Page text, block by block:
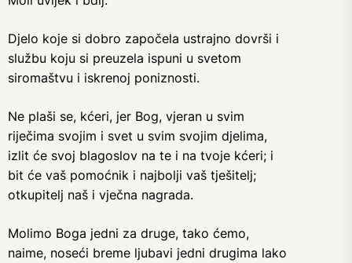
Djelo koje si dobro započela ustrajno dovrši i
službu koju si preuzela ispuni u svetom
siromaštvu i iskrenoj poniznosti.
Ne plaši se, kćeri, jer Bog, vjeran u svim
riječima svojim i svet u svim svojim djelima,
izlit će svoj blagoslov na te i na tvoje kćeri; i
bit će vaš pomoćnik i najbolji vaš tješitelj;
otkupitelj naš i vječna nagrada.
Molimo Boga jedni za druge, tako ćemo,
naime, noseći breme ljubavi jedni drugima lako